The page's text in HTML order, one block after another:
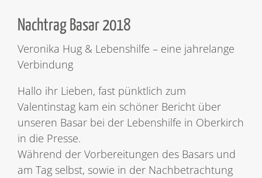
Nachtrag Basar 2018
Veronika Hug & Lebenshilfe – eine jahrelange
Verbindung
Hallo ihr Lieben, fast pünktlich zum
Valentinstag kam ein schöner Bericht über
unseren Basar bei der Lebenshilfe in Oberkirch
in die Presse.
Während der Vorbereitungen des Basars und
am Tag selbst, sowie in der Nachbetrachtung